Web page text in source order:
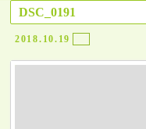
DSC_0191
2018.10.19